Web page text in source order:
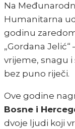
Na
Humanitarna
godinu
„Gordana
vrijeme, snagu
bez puno riječi.
Ove godine
Bosne i
dvoje ljudi koji